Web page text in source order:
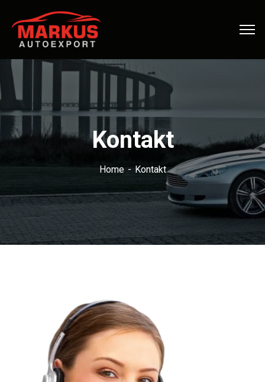
Kontakt
Home Kontakt